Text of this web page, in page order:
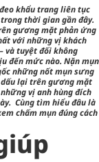
khẩu trang liên tục
thời gian gần đây.
gương mặtphản ứng
với những vị khách
và tuyệt đối không
đến mức nào. Nặn mụn
những nốt mụn sưng
lại trên gương mặt
vị anh hùng đích
. Cùng tìm hiểu đâu là
chấm mụn đúng cách